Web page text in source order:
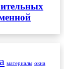
материалы окна